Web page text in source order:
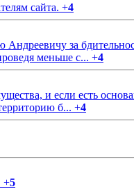
сайта. +4
за
меньше с... +4
и если есть
б... +4
+5